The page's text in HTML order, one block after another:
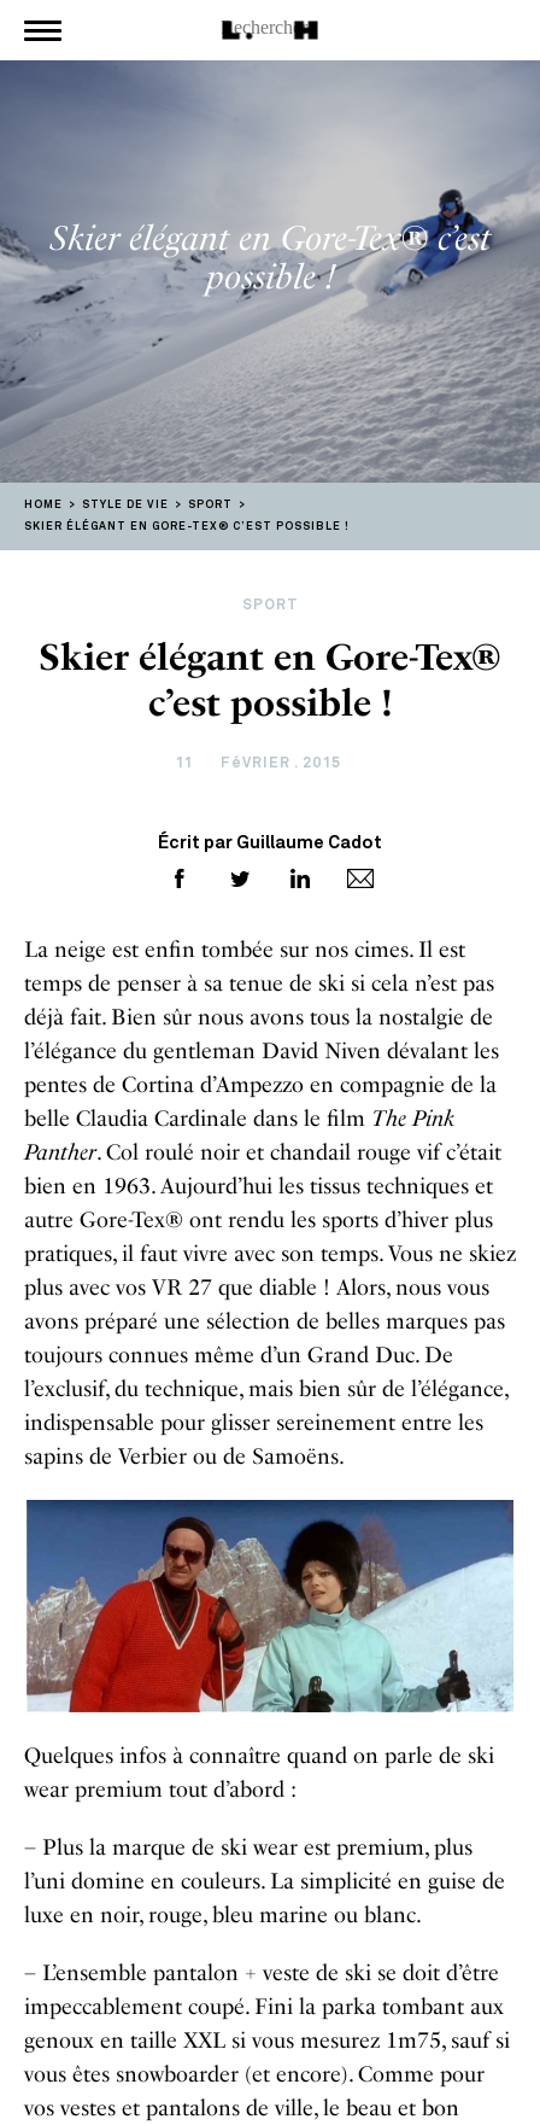
Skier élégant en Gore-Tex® c’est
possible !
HOME STYLE DE VIE
SPORT
SKIER ÉLÉGANT EN GORE-TEX® C’EST POSSIBLE !
SPORT
Skier élégant en Gore-Tex®
c’est possible !
11 FéVRIER . 2015
Écrit par Guillaume Cadot
La neige est enfin tombée sur nos cimes. Il est
temps de penser à sa tenue de ski si cela n’est pas
déjà fait. Bien sûr nous avons tous la nostalgie de
l’élégance du gentleman David Niven dévalant les
pentes de Cortina d’Ampezzo en compagnie de la
belle Claudia Cardinale dans le film The Pink
Panther. Col roulé noir et chandail rouge vif c’était
bien en 1963. Aujourd’hui les tissus techniques et
autre Gore-Tex® ont rendu les sports d’hiver plus
pratiques, il faut vivre avec son temps. Vous ne skiez
plus avec vos VR 27 que diable ! Alors, nous vous
avons préparé une sélection de belles marques pas
toujours connues même d’un Grand Duc. De
l’exclusif, du technique, mais bien sûr de l’élégance,
indispensable pour glisser sereinement entre les
sapins de Verbier ou de Samoëns.
Quelques infos à connaître quand on parle de ski
wear premium tout d’abord :
– Plus la marque de ski wear est premium, plus
l’uni domine en couleurs. La simplicité en guise de
luxe en noir, rouge, bleu marine ou blanc.
– L’ensemble pantalon + veste de ski se doit d’être
impeccablement coupé. Fini la parka tombant aux
genoux en taille XXL si vous mesurez 1m75, sauf si
vous êtes snowboarder (et encore). Comme pour
vos vestes et pantalons de ville, le beau et bon